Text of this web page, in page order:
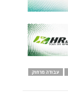
עבודה מרחוק